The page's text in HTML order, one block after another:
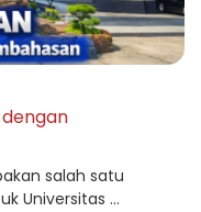
dengan
salah satu
Universitas ...